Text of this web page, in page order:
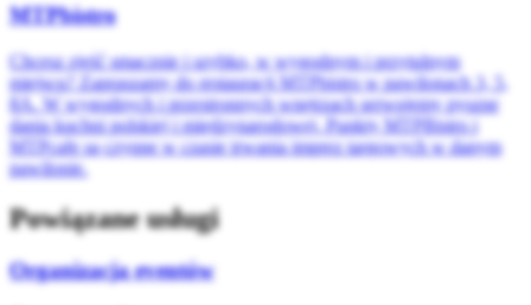
MTPbistro
Chcesz zjeść smacznie i szybko, w wygodnym i przytulnym
miejscu? Zapraszamy do restauracji MTPbistro w pawilonach 3, 5,
8A. W wygodnych i przestronnych wnętrzach serwujemy pyszne
dania kuchni polskiej i międzynarodowej. Punkty MTPBistro i
MTPcafe są czynne w czasie trwania imprez targowych w danym
pawilonie.
Powiązane usługi
Organizacja eventów